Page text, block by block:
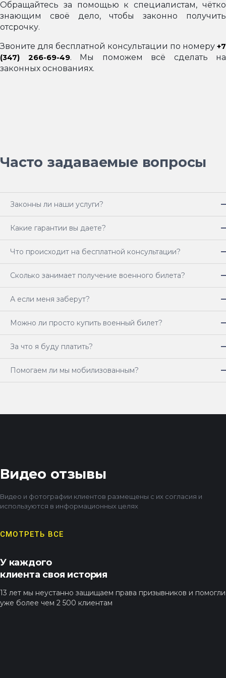
Обращайтесь за помощью к специалистам, чётко
знающим своё дело, чтобы законно получить
отсрочку.
Звоните для бесплатной консультации по номеру +7
(347) 266-69-49. Мы поможем всё сделать на
законных основаниях.
Часто задаваемые вопросы
Законны ли наши услуги?
Какие гарантии вы даете?
Что происходит на бесплатной консультации?
Сколько занимает получение военного билета?
А если меня заберут?
Можно ли просто купить военный билет?
За что я буду платить?
Помогаем ли мы мобилизованным?
Видео отзывы
Видео и фотографии клиентов размещены с их согласия и
используются в информационных целях
СМОТРЕТЬ ВСЕ
У каждого
клиента своя история
13 лет мы неустанно защищаем права призывников и помогли
уже более чем 2 500 клиентам